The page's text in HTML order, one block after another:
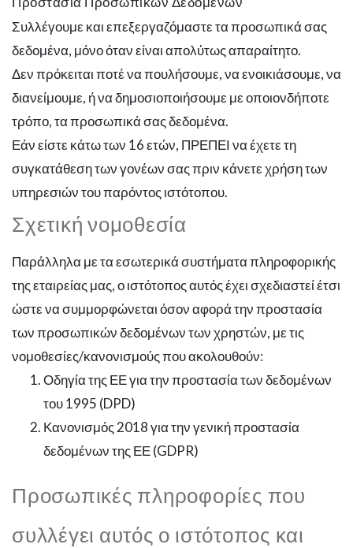
Συλλέγουμε και επεξεργαζόμαστε τα προσωπικά σας
δεδομένα, μόνο όταν είναι απολύτως απαραίτητο.
Δεν πρόκειται ποτέ να πουλήσουμε, να ενοικιάσουμε, να
διανείμουμε, ή να δημοσιοποιήσουμε με οποιονδήποτε
τρόπο, τα προσωπικά σας δεδομένα.
Εάν είστε κάτω των 16 ετών, ΠΡΕΠΕΙ να έχετε τη
συγκατάθεση των γονέων σας πριν κάνετε χρήση των
υπηρεσιών του παρόντος ιστότοπου.
Σχετική νομοθεσία
Παράλληλα με τα εσωτερικά συστήματα πληροφορικής
της εταιρείας μας, ο ιστότοπος αυτός έχει σχεδιαστεί έτσι
ώστε να συμμορφώνεται όσον αφορά την προστασία
των προσωπικών δεδομένων των χρηστών, με τις
νομοθεσίες/κανονισμούς που ακολουθούν:
Οδηγία της ΕΕ για την προστασία των δεδομένων
του 1995 (DPD)
Κανονισμός 2018 για την γενική προστασία
δεδομένων της ΕΕ (GDPR)
Προσωπικές πληροφορίες που
συλλέγει αυτός ο ιστότοπος και